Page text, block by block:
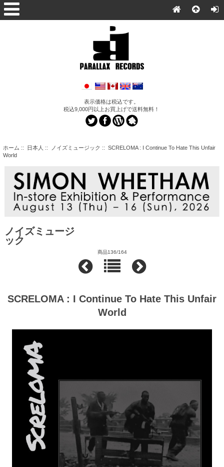
表示価格は税込です。
税込9,000円以上お買上げで送料無料！
ホーム :: 日本人 :: ノイズミュージック :: SCRELOMA : I Continue To Hate This Unfair
World
ノイズミュージ
ック
商品136/164
SCRELOMA : I Continue To Hate This Unfair
World